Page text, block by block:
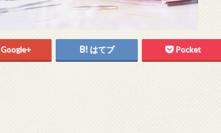
Google+ はてブ Pocket